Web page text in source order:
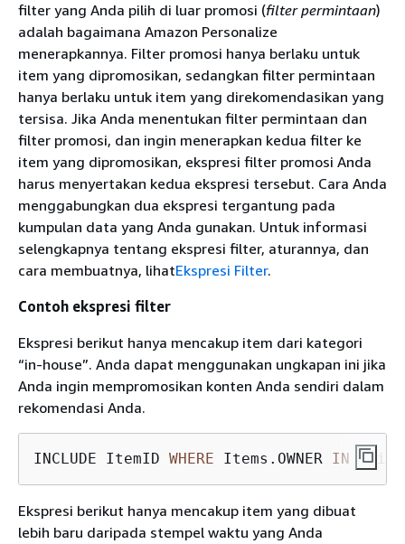
filter yang Anda pilih di luar promosi (filter permintaan)
adalah bagaimana Amazon Personalize
menerapkannya. Filter promosi hanya berlaku untuk
item yang dipromosikan, sedangkan filter permintaan
hanya berlaku untuk item yang direkomendasikan yang
tersisa. Jika Anda menentukan filter permintaan dan
filter promosi, dan ingin menerapkan kedua filter ke
item yang dipromosikan, ekspresi filter promosi Anda
harus menyertakan kedua ekspresi tersebut. Cara Anda
menggabungkan dua ekspresi tergantung pada
kumpulan data yang Anda gunakan. Untuk informasi
selengkapnya tentang ekspresi filter, aturannya, dan
cara membuatnya, lihatEkspresi Filter.
Contoh ekspresi filter
Ekspresi berikut hanya mencakup item dari kategori
“in-house”. Anda dapat menggunakan ungkapan ini jika
Anda ingin mempromosikan konten Anda sendiri dalam
rekomendasi Anda.
INCLUDE ItemID WHERE Items.OWNER IN ("in-
Ekspresi berikut hanya mencakup item yang dibuat
lebih baru daripada stempel waktu yang Anda